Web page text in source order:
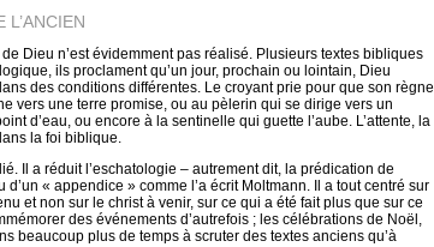
L’ANCIEN
Dieu n’est évidemment pas réalisé. Plusieurs textes bibliques
ils proclament qu’un jour, prochain ou lointain, Dieu
des conditions différentes. Le croyant prie pour que son règne
vers une terre promise, ou au pèlerin qui se dirige vers un
d’eau, ou encore à la sentinelle qui guette l’aube. L’attente, la
la foi biblique.
Il a réduit l’eschatologie – autrement dit, la prédication de
« appendice » comme l’a écrit Moltmann. Il a tout centré sur
et non sur le christ à venir, sur ce qui a été fait plus que sur ce
des événements d’autrefois ; les célébrations de Noël,
beaucoup plus de temps à scruter des textes anciens qu’à